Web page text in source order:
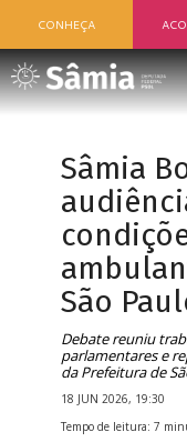
CONHEÇA
Sâmia
São
Debate reuniu
parlamentares e
da Prefeitura de
18 JUN 2026, 19:30
Tempo de leitura: 7